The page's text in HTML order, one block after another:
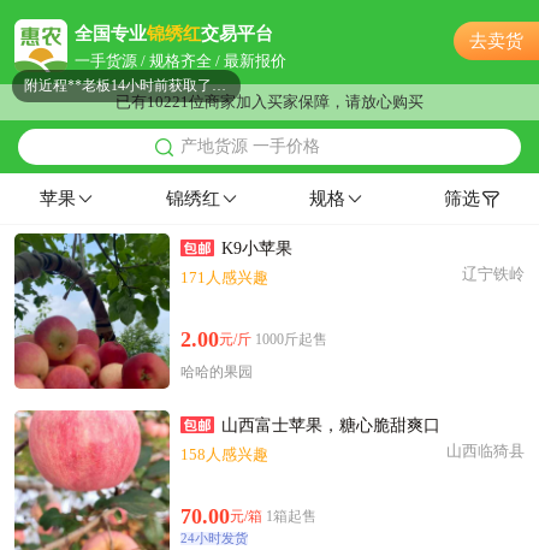
全国专业锦绣红交易平台
一手货源 / 规格齐全 / 最新报价
去卖货
已有10221位商家加入买家保障，请放心购买
产地货源 一手价格
泰州市柳**老板15小时前获取了报价
泰州市戚**老板15小时前获取了报价
附近程**老板14小时前获取了报价
附近邓**老板15小时前询价供应商
附近张**老板11小时前看了商品
泰州市董**老板5小时前成功采购
泰州市孙**老板8小时前看了商品
附近唐**老板5分钟前看了商品
附近陆**老板20分钟前询价供应商
附近朱**老板10小时前询价供应商
附近蔡**老板43分钟前成功采购
泰州市苏**老板18小时前获取了报价
附近潘**老板20小时前看了商品
泰州市江**老板12小时前成功采购
苹果 锦绣红 规格 筛选
K9小苹果
171人感兴趣
辽宁铁岭
2.00元/斤 1000斤起售
哈哈的果园
山西富士苹果，糖心脆甜爽口
158人感兴趣
山西临猗县
70.00元/箱 1箱起售
24小时发货